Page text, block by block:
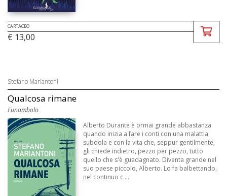
CARTACEO
€ 13,00
Stefano Mariantoni
Qualcosa rimane
Funambolo
Alberto Durante è ormai grande abbastanza
quando inizia a fare i conti con una malattia
subdola e con la vita che, seppur gentilmente,
gli chiede indietro, pezzo per pezzo, tutto
quello che s'è guadagnato. Diventa grande nel
suo paese piccolo, Alberto. Lo fa balbettando,
nel continuo c ...